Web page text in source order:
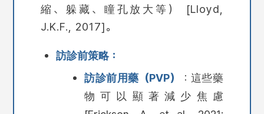
縮、躲藏、瞳孔放大等） [Lloyd,
J.K.F., 2017]。
訪診前策略：
訪診前用藥（PVP）
：這些藥
物可以顯著減少焦慮